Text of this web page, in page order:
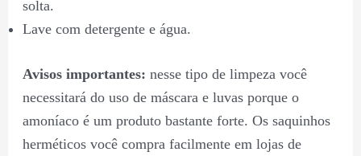
solta.
Lave com detergente e água.
Avisos importantes: nesse tipo de limpeza você
necessitará do uso de máscara e luvas porque o
amoníaco é um produto bastante forte. Os saquinhos
herméticos você compra facilmente em lojas de